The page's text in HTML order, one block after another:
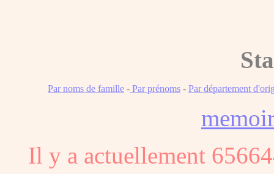
Par noms de famille - Par prénoms - Par département
Il y a actuellement